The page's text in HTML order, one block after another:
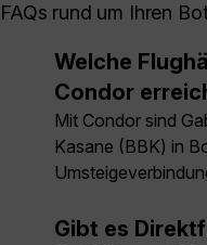
FAQs rund um Ihren
Welche
Condor
Mit Condor sind
Kasane (BBK) in
Gibt es